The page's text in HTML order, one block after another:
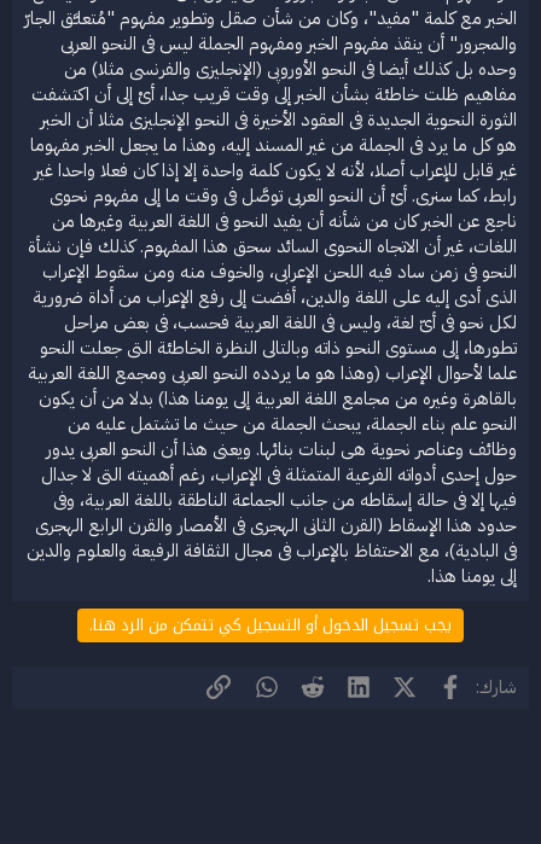
الخبر مع كلمة "مفيد"، وكان من شأن صقل وتطوير مفهوم "مُتعلـَّق الجارّ
والمجرور" أن ينقذ مفهوم الخبر ومفهوم الجملة ليس فى النحو العربى
وحده بل كذلك أيضا فى النحو الأوروپى (الإنجليزى والفرنسى مثلا) من
مفاهيم ظلت خاطئة بشأن الخبر إلى وقت قريب جدا، أىْ إلى أن اكتشفت
الثورة النحوية الجديدة فى العقود الأخيرة فى النحو الإنجليزى مثلا أن الخبر
هو كل ما يرد فى الجملة من غير المسند إليه، وهذا ما يجعل الخبر مفهوما
غير قابل للإعراب أصلا، لأنه لا يكون كلمة واحدة إلا إذا كان فعلا واحدا غير
رابط، كما سنرى. أىْ أن النحو العربى توصَّل فى وقت ما إلى مفهوم نحوى
ناجع عن الخبر كان من شأنه أن يفيد النحو فى اللغة العربية وغيرها من
اللغات، غير أن الاتجاه النحوى السائد سحق هذا المفهوم. كذلك فإن نشأة
النحو فى زمن ساد فيه اللحن الإعرابى، والخوف منه ومن سقوط الإعراب
الذى أدى إليه على اللغة والدين، أفضت إلى رفع الإعراب من أداة ضرورية
لكل نحو فى أىّ لغة، وليس فى اللغة العربية فحسب، فى بعض مراحل
تطورها، إلى مستوى النحو ذاته وبالتالى النظرة الخاطئة التى جعلت النحو
علما لأحوال الإعراب (وهذا هو ما يردده النحو العربى ومجمع اللغة العربية
بالقاهرة وغيره من مجامع اللغة العربية إلى يومنا هذا) بدلا من أن يكون
النحو علم بناء الجملة، يبحث الجملة من حيث ما تشتمل عليه من
وظائف وعناصر نحوية هى لبنات بنائها. ويعنى هذا أن النحو العربى يدور
حول إحدى أدواته الفرعية المتمثلة فى الإعراب، رغم أهميته التى لا جدال
فيها إلا فى حالة إسقاطه من جانب الجماعة الناطقة باللغة العربية، وفى
حدود هذا الإسقاط (القرن الثانى الهجرى فى الأمصار والقرن الرابع الهجرى
فى البادية)، مع الاحتفاظ بالإعراب فى مجال الثقافة الرفيعة والعلوم والدين
إلى يومنا هذا.
يجب تسجيل الدخول أو التسجيل كي تتمكن من الرد هنا.
شارك: فيسبوك X (Twitter)
LinkedIn
Reddit
WhatsApp
الرابط